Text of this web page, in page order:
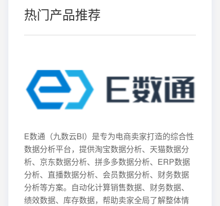
热门产品推荐
E数通（九数云BI）是专为电商卖家打造的综合性
数据分析平台，提供淘宝数据分析、天猫数据分
析、京东数据分析、拼多多数据分析、ERP数据
分析、直播数据分析、会员数据分析、财务数据
分析等方案。自动化计算销售数据、财务数据、
绩效数据、库存数据，帮助卖家全局了解整体情